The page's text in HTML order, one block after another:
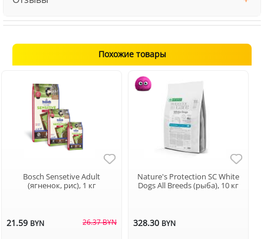
Похожие товары
Bosch Sensetive Adult
(ягненок, рис), 1 кг
21.59 BYN 26.37 BYN
Nature's Protection SC White
Dogs All Breeds (рыба), 10 кг
328.30 BYN